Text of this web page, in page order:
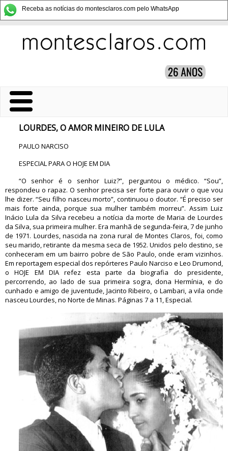
Receba as notícias do montesclaros.com pelo WhatsApp
LOURDES, O AMOR MINEIRO DE LULA
PAULO NARCISO
ESPECIAL PARA O HOJE EM DIA
“O senhor é o senhor Luiz?”, perguntou o médico. “Sou”,
respondeu o rapaz. O senhor precisa ser forte para ouvir o que vou
lhe dizer. “Seu filho nasceu morto”, continuou o doutor. “É preciso ser
mais forte ainda, porque sua mulher também morreu”. Assim Luiz
Inácio Lula da Silva recebeu a notícia da morte de Maria de Lourdes
da Silva, sua primeira mulher. Era manhã de segunda-feira, 7 de junho
de 1971. Lourdes, nascida na zona rural de Montes Claros, foi, como
seu marido, retirante da mesma seca de 1952. Unidos pelo destino, se
conheceram em um bairro pobre de São Paulo, onde eram vizinhos.
Em reportagem especial dos repórteres Paulo Narciso e Leo Drumond,
o HOJE EM DIA refez esta parte da biografia do presidente,
percorrendo, ao lado de sua primeira sogra, dona Hermínia, e do
cunhado e amigo de juventude, Jacinto Ribeiro, o Lambari, a vila onde
nasceu Lourdes, no Norte de Minas. Páginas 7 a 11, Especial.